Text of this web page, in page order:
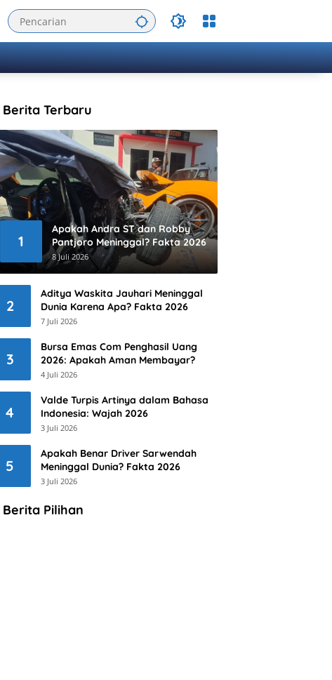
Berita Terbaru
1
Apakah Andra ST dan Robby
Pantjoro Meninggal? Fakta 2026
8 Juli 2026
2
Aditya Waskita Jauhari Meninggal
Dunia Karena Apa? Fakta 2026
7 Juli 2026
3
Bursa Emas Com Penghasil Uang
2026: Apakah Aman Membayar?
4 Juli 2026
4
Valde Turpis Artinya dalam Bahasa
Indonesia: Wajah 2026
3 Juli 2026
5
Apakah Benar Driver Sarwendah
Meninggal Dunia? Fakta 2026
3 Juli 2026
Berita Pilihan